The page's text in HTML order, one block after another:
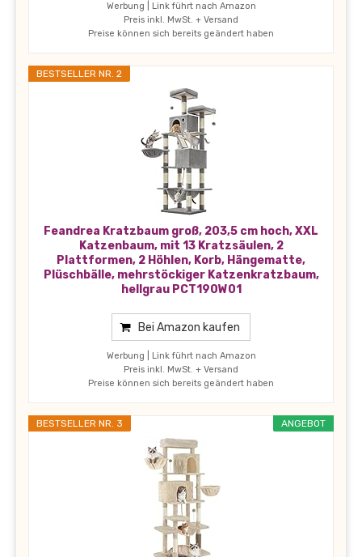
Werbung | Link führt nach Amazon
Preis inkl. MwSt. + Versand
Preise können sich bereits geändert haben
BESTSELLER NR. 2
Feandrea Kratzbaum groß, 203,5 cm hoch, XXL
Katzenbaum, mit 13 Kratzsäulen, 2
Plattformen, 2 Höhlen, Korb, Hängematte,
Plüschbälle, mehrstöckiger Katzenkratzbaum,
hellgrau PCT190W01
Bei Amazon kaufen
Werbung | Link führt nach Amazon
Preis inkl. MwSt. + Versand
Preise können sich bereits geändert haben
ANGEBOT
BESTSELLER NR. 3